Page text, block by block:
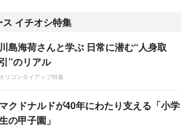
イチオシ特集
川島海荷さんと学ぶ 日常に潜む“人身取
引”のリアル
オリコンタイアップ特集
マクドナルドが40年にわたり支える「小学
の甲子園」